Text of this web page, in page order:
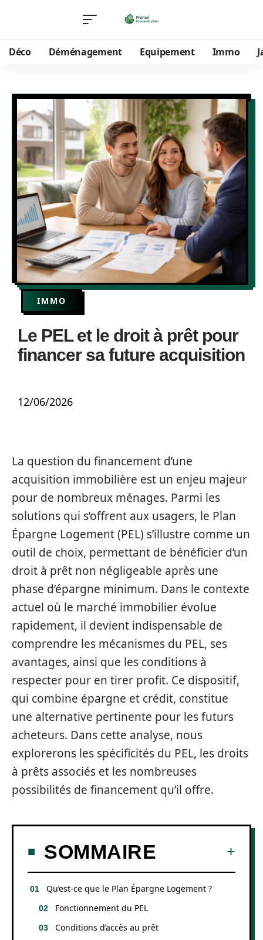
Déco Déménagement Equipement Immo
IMMO
Le PEL et le droit à prêt pour
financer sa future acquisition
12/06/2026
La question du financement d’une
acquisition immobilière est un enjeu majeur
pour de nombreux ménages. Parmi les
solutions qui s’offrent aux usagers, le Plan
Épargne Logement (PEL) s’illustre comme un
outil de choix, permettant de bénéficier d’un
droit à prêt non négligeable après une
phase d’épargne minimum. Dans le contexte
actuel où le marché immobilier évolue
rapidement, il devient indispensable de
comprendre les mécanismes du PEL, ses
avantages, ainsi que les conditions à
respecter pour en tirer profit. Ce dispositif,
qui combine épargne et crédit, constitue
une alternative pertinente pour les futurs
acheteurs. Dans cette analyse, nous
explorerons les spécificités du PEL, les droits
à prêts associés et les nombreuses
possibilités de financement qu’il offre.
SOMMAIRE
Qu’est-ce que le Plan Épargne Logement ?
Fonctionnement du PEL
Conditions d’accès au prêt